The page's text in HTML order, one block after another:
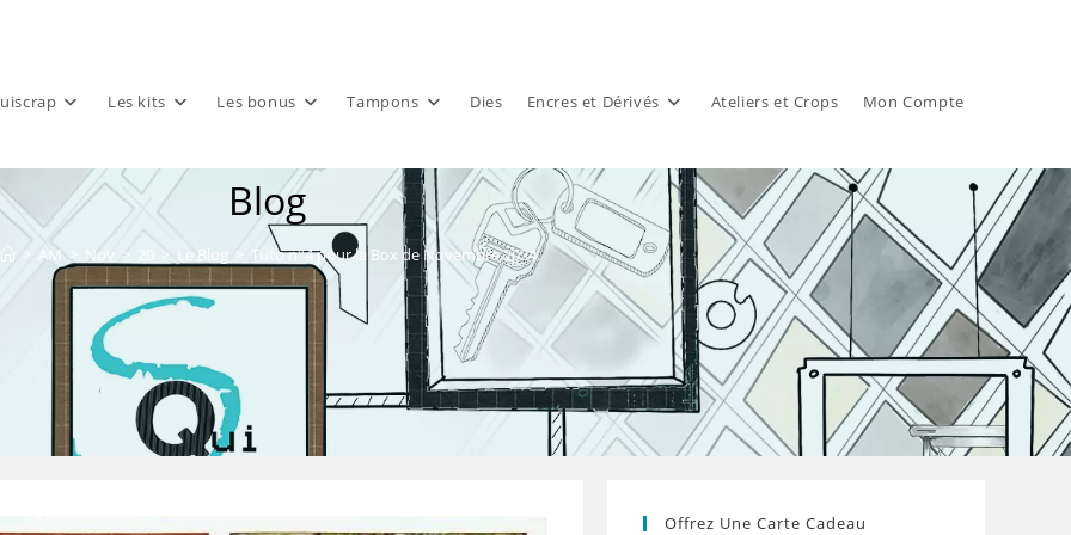
Les kits Les bonus Tampons Dies Encres et Dérivés Ateliers et Crops Mon Compte
Blog
> AM > Nov > 20 > Le Blog > Tuto n°4 pour la Box de Novembre 2024
Offrez Une Carte Cadeau